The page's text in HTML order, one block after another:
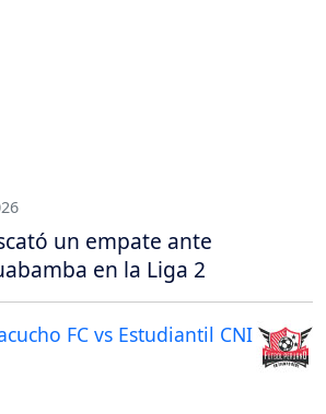
un empate ante
en la Liga 2